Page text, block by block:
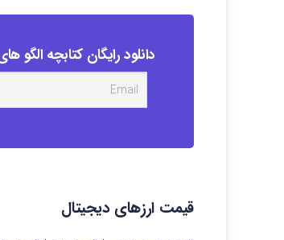
دانلود رایگان کتابچه الگو
قیمت ارزهای دیجیتال